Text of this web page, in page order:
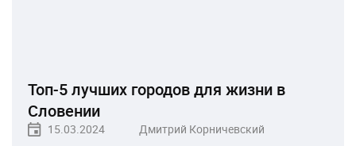
Топ-5 лучших городов для жизни в
Словении
15.03.2024 Дмитрий Корничевский